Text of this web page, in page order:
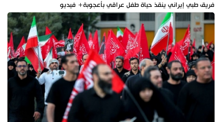
فريق طبي إيراني ينقذ حياة طفل عراقي بأعجوبة+ فيديو